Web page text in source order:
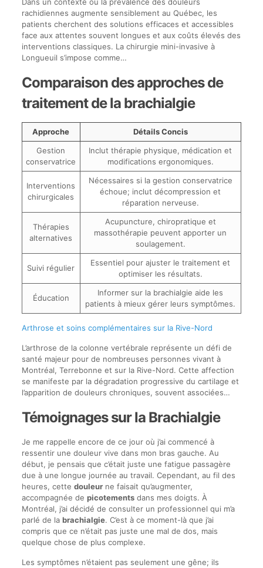
rachidiennes augmente sensiblement au Québec, les
patients cherchent des solutions efficaces et accessibles
face aux attentes souvent longues et aux coûts élevés des
interventions classiques. La chirurgie mini-invasive à
Longueuil s’impose comme…
Comparaison des approches de
traitement de la brachialgie
Approche
Détails Concis
Gestion
conservatrice
Inclut thérapie physique, médication et
modifications ergonomiques.
Interventions
chirurgicales
Nécessaires si la gestion conservatrice
échoue; inclut décompression et
réparation nerveuse.
Thérapies
alternatives
Acupuncture, chiropratique et
massothérapie peuvent apporter un
soulagement.
Suivi régulier
Essentiel pour ajuster le traitement et
optimiser les résultats.
Éducation
Informer sur la brachialgie aide les
patients à mieux gérer leurs symptômes.
Arthrose et soins complémentaires sur la Rive-Nord
L’arthrose de la colonne vertébrale représente un défi de
santé majeur pour de nombreuses personnes vivant à
Montréal, Terrebonne et sur la Rive-Nord. Cette affection
se manifeste par la dégradation progressive du cartilage et
l’apparition de douleurs chroniques, souvent associées…
Témoignages sur la Brachialgie
Je me rappelle encore de ce jour où j’ai commencé à
ressentir une douleur vive dans mon bras gauche. Au
début, je pensais que c’était juste une fatigue passagère
due à une longue journée au travail. Cependant, au fil des
heures, cette douleurne faisait qu’augmenter,
accompagnée de picotementsdans mes doigts. À
Montréal, j’ai décidé de consulter un professionnel qui m’a
parlé de la brachialgie. C’est à ce moment-là que j’ai
compris que ce n’était pas juste une mal de dos, mais
quelque chose de plus complexe.
Les symptômes n’étaient pas seulement une gêne; ils